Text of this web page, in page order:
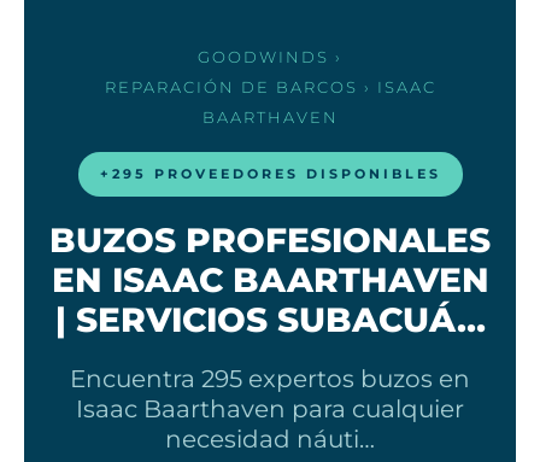
GOODWINDS ›
REPARACIÓN DE BARCOS › ISAAC
BAARTHAVEN
+295 PROVEEDORES DISPONIBLES
BUZOS PROFESIONALES
EN ISAAC BAARTHAVEN
| SERVICIOS SUBACUÁ…
Encuentra 295 expertos buzos en
Isaac Baarthaven para cualquier
necesidad náuti…